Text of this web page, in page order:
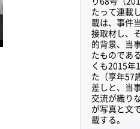
岡本太志さんの勾留中に、
書きの束が岡本さん、奥の
信が否認の維持につながった
たって連載
載は、事件
接取材し、
的背景、当
たものであ
くも2015年
た（享年57
差しと、当
交流が織り
が写真と文
載する。